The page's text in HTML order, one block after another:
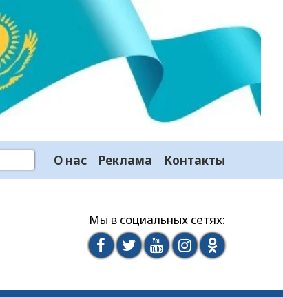
О нас Реклама Контакты
Мы в социальных сетях: